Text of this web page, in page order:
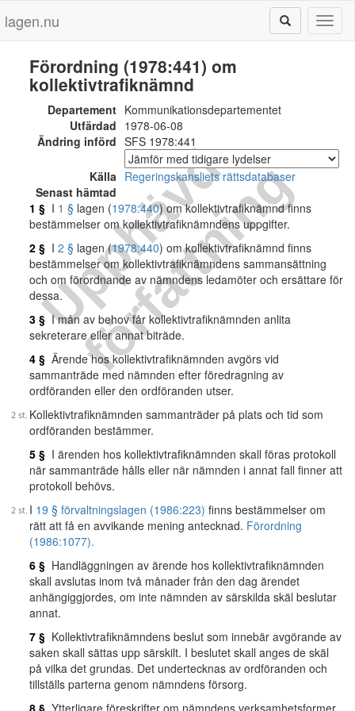
lagen.nu
U
p
p
h
ä
v
d
f
ö
r
f
a
t
t
n
i
n
g
Förordning (1978:441) om
kollektivtrafiknämnd
Departement Kommunikationsdepartementet
Utfärdad 1978-06-08
Ändring införd SFS 1978:441
Källa Regeringskansliets rättsdatabaser
Senast hämtad
1 § I 1 § lagen (1978:440) om kollektivtrafiknämnd finns
bestämmelser om kollektivtrafiknämndens uppgifter.
2 § I 2 § lagen (1978:440) om kollektivtrafiknämnd finns
bestämmelser om kollektivtrafiknämndens sammansättning
och om förordnande av nämndens ledamöter och ersättare för
dessa.
3 § I mån av behov får kollektivtrafiknämnden anlita
sekreterare eller annat biträde.
4 § Ärende hos kollektivtrafiknämnden avgörs vid
sammanträde med nämnden efter föredragning av
ordföranden eller den ordföranden utser.
Kollektivtrafiknämnden sammanträder på plats och tid som
ordföranden bestämmer.
5 § I ärenden hos kollektivtrafiknämnden skall föras protokoll
när sammanträde hålls eller när nämnden i annat fall finner att
protokoll behövs.
I 19 § förvaltningslagen (1986:223) finns bestämmelser om
rätt att få en avvikande mening antecknad. Förordning
(1986:1077).
6 § Handläggningen av ärende hos kollektivtrafiknämnden
skall avslutas inom två månader från den dag ärendet
anhängiggjordes, om inte nämnden av särskilda skäl beslutar
annat.
7 § Kollektivtrafiknämndens beslut som innebär avgörande av
saken skall sättas upp särskilt. I beslutet skall anges de skäl
på vilka det grundas. Det undertecknas av ordföranden och
tillställs parterna genom nämndens försorg.
8 § Ytterligare föreskrifter om nämndens verksamhetsformer